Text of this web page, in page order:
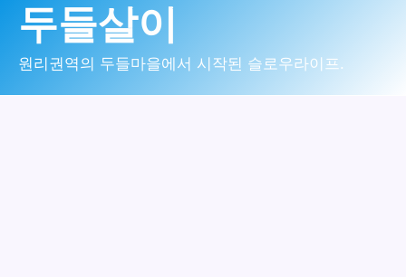
로
두들살이
원리권역의 두들마을에서 시작된 슬로우라이프.